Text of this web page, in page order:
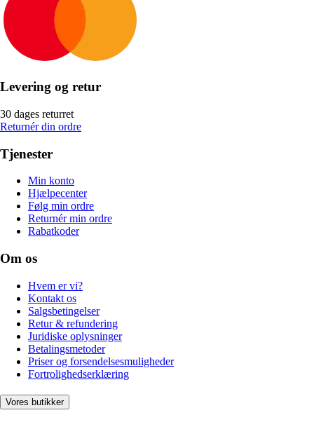
Levering og retur
30 dages returret
Returnér din ordre
Tjenester
Min konto
Hjælpecenter
Følg min ordre
Returnér min ordre
Rabatkoder
Om os
Hvem er vi?
Kontakt os
Salgsbetingelser
Retur & refundering
Juridiske oplysninger
Betalingsmetoder
Priser og forsendelsesmuligheder
Fortrolighedserklæring
Vores butikker